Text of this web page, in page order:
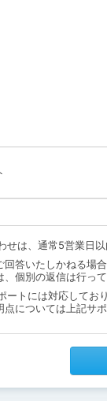
せは、通常5営業日
答いたしかねる場合
個別の返信は行っ
トには対応しており
については上記サ